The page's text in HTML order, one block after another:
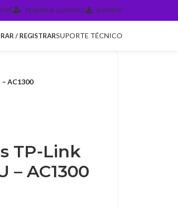
IPÊ TRABALHE CONOSCO SUPORTE
/ REGISTRARSUPORTE TÉCNICO
AC1300
TP-Link
– AC1300